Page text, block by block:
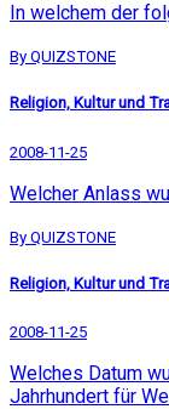
In welchem der
By QUIZSTONE
Religion, Kultur und
2008-11-25
Welcher Anlass
By QUIZSTONE
Religion, Kultur und
2008-11-25
Welches Datum
Jahrhundert für